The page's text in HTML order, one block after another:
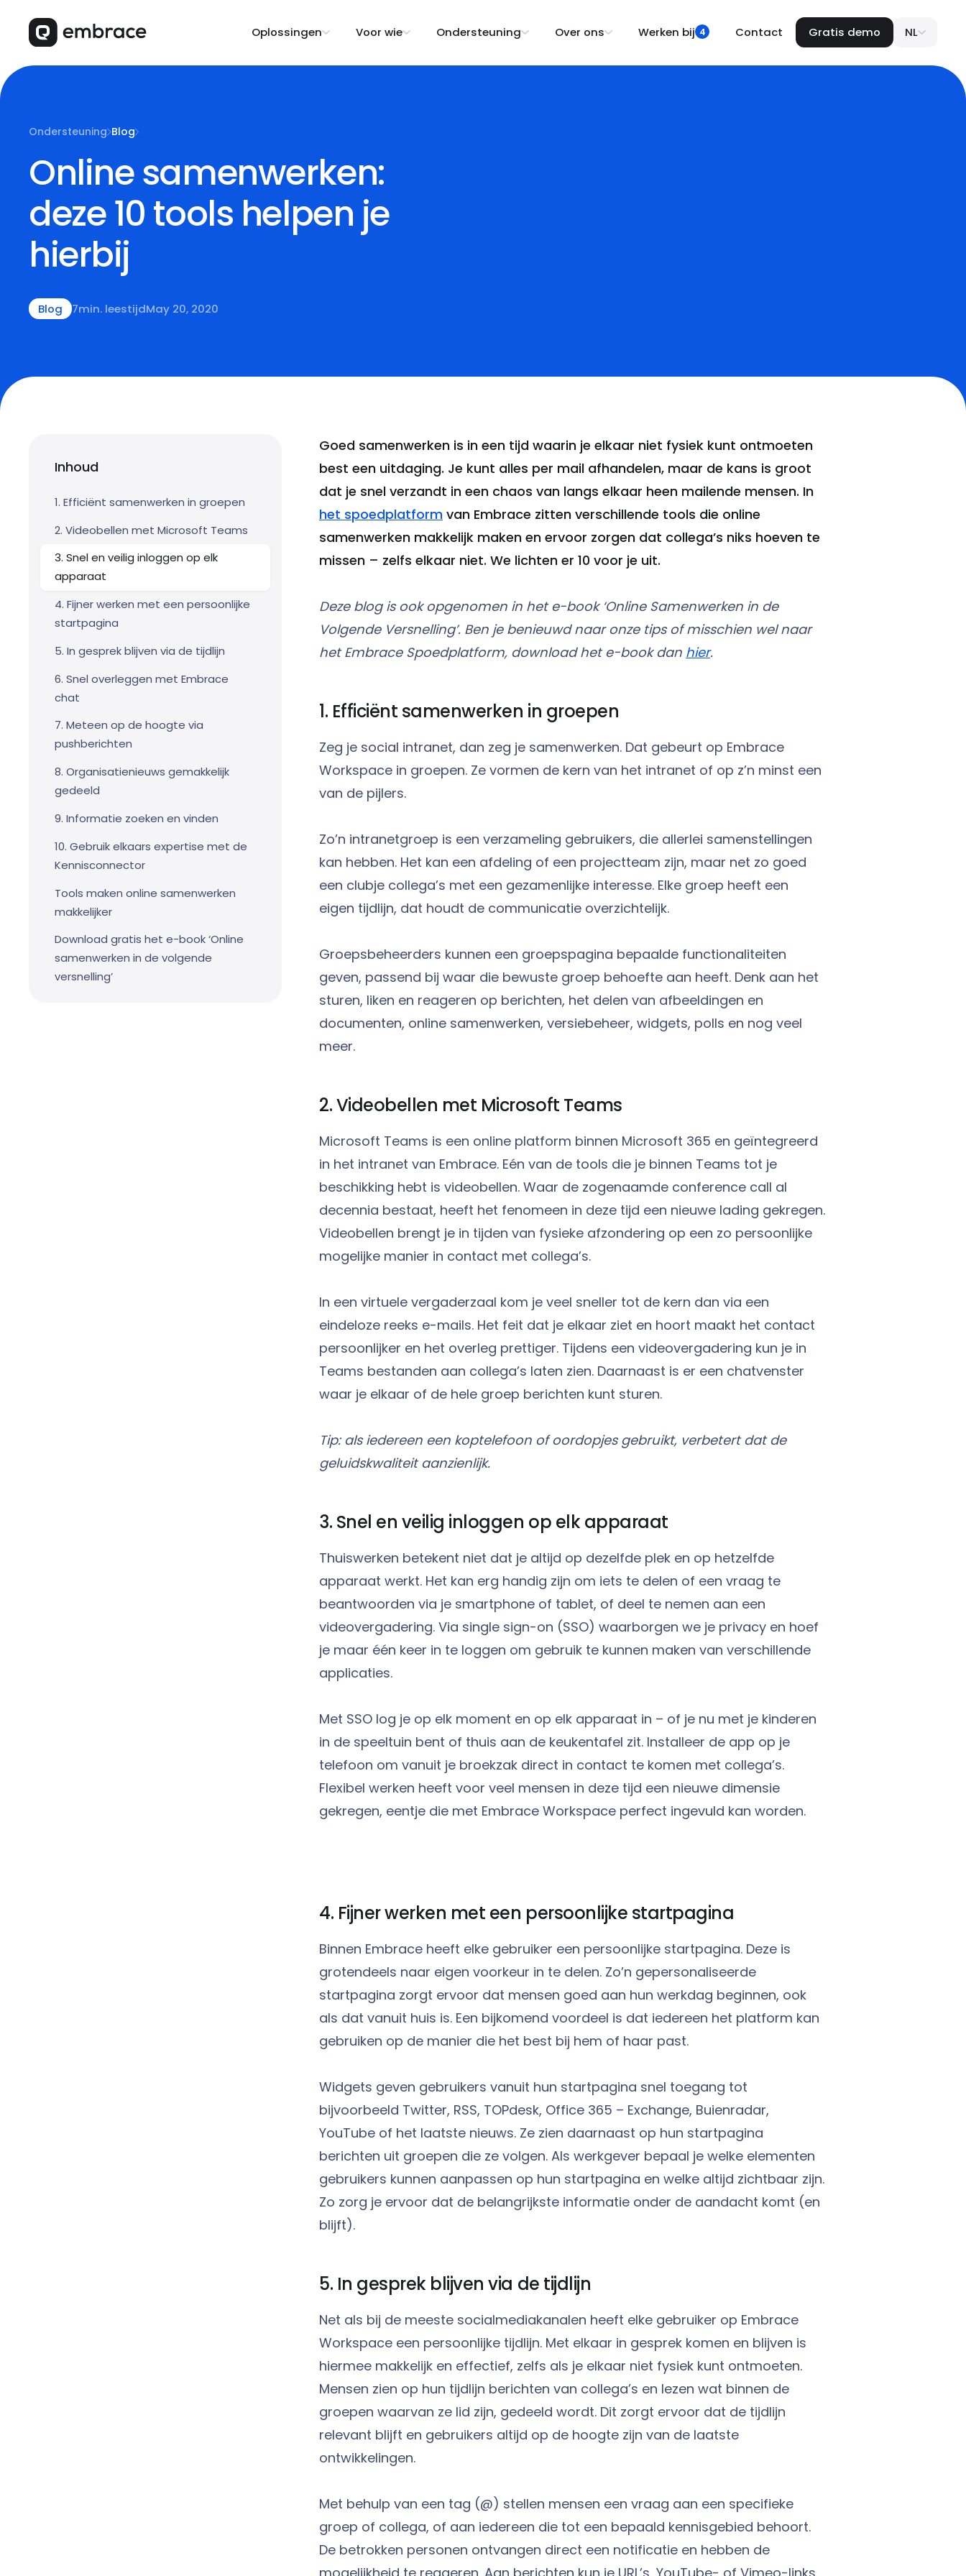
Oplossingen Voor wie Ondersteuning Over ons Werken bij 4 Contact Gratis demo NL
Ondersteuning Blog
Online samenwerken:
deze 10 tools helpen je
hierbij
Blog 7min. leestijdMay 20, 2020
Inhoud
1. Efficiënt samenwerken in groepen
2. Videobellen met Microsoft Teams
3. Snel en veilig inloggen op elk
apparaat
4. Fijner werken met een persoonlijke
startpagina
5. In gesprek blijven via de tijdlijn
6. Snel overleggen met Embrace
chat
7. Meteen op de hoogte via
pushberichten
8. Organisatienieuws gemakkelijk
gedeeld
9. Informatie zoeken en vinden
10. Gebruik elkaars expertise met de
Kennisconnector
Tools maken online samenwerken
makkelijker
Download gratis het e-book ‘Online
samenwerken in de volgende
versnelling’
Goed samenwerken is in een tijd waarin je elkaar niet fysiek kunt ontmoeten
best een uitdaging. Je kunt alles per mail afhandelen, maar de kans is groot
dat je snel verzandt in een chaos van langs elkaar heen mailende mensen. In
het spoedplatform van Embrace zitten verschillende tools die online
samenwerken makkelijk maken en ervoor zorgen dat collega’s niks hoeven te
missen – zelfs elkaar niet. We lichten er 10 voor je uit.
Deze blog is ook opgenomen in het e-book ‘Online Samenwerken in de
Volgende Versnelling’. Ben je benieuwd naar onze tips of misschien wel naar
het Embrace Spoedplatform, download het e-book dan hier.
1. Efficiënt samenwerken in groepen
Zeg je social intranet, dan zeg je samenwerken. Dat gebeurt op Embrace
Workspace in groepen. Ze vormen de kern van het intranet of op z’n minst een
van de pijlers.
Zo’n intranetgroep is een verzameling gebruikers, die allerlei samenstellingen
kan hebben. Het kan een afdeling of een projectteam zijn, maar net zo goed
een clubje collega’s met een gezamenlijke interesse. Elke groep heeft een
eigen tijdlijn, dat houdt de communicatie overzichtelijk.
Groepsbeheerders kunnen een groepspagina bepaalde functionaliteiten
geven, passend bij waar die bewuste groep behoefte aan heeft. Denk aan het
sturen, liken en reageren op berichten, het delen van afbeeldingen en
documenten, online samenwerken, versiebeheer, widgets, polls en nog veel
meer.
2. Videobellen met Microsoft Teams
Microsoft Teams is een online platform binnen Microsoft 365 en geïntegreerd
in het intranet van Embrace. Eén van de tools die je binnen Teams tot je
beschikking hebt is videobellen. Waar de zogenaamde conference call al
decennia bestaat, heeft het fenomeen in deze tijd een nieuwe lading gekregen.
Videobellen brengt je in tijden van fysieke afzondering op een zo persoonlijke
mogelijke manier in contact met collega’s.
In een virtuele vergaderzaal kom je veel sneller tot de kern dan via een
eindeloze reeks e-mails. Het feit dat je elkaar ziet en hoort maakt het contact
persoonlijker en het overleg prettiger. Tijdens een videovergadering kun je in
Teams bestanden aan collega’s laten zien. Daarnaast is er een chatvenster
waar je elkaar of de hele groep berichten kunt sturen.
Tip: als iedereen een koptelefoon of oordopjes gebruikt, verbetert dat de
geluidskwaliteit aanzienlijk.
3. Snel en veilig inloggen op elk apparaat
Thuiswerken betekent niet dat je altijd op dezelfde plek en op hetzelfde
apparaat werkt. Het kan erg handig zijn om iets te delen of een vraag te
beantwoorden via je smartphone of tablet, of deel te nemen aan een
videovergadering. Via single sign-on (SSO) waarborgen we je privacy en hoef
je maar één keer in te loggen om gebruik te kunnen maken van verschillende
applicaties.
Met SSO log je op elk moment en op elk apparaat in – of je nu met je kinderen
in de speeltuin bent of thuis aan de keukentafel zit. Installeer de app op je
telefoon om vanuit je broekzak direct in contact te komen met collega’s.
Flexibel werken heeft voor veel mensen in deze tijd een nieuwe dimensie
gekregen, eentje die met Embrace Workspace perfect ingevuld kan worden.
4. Fijner werken met een persoonlijke startpagina
Binnen Embrace heeft elke gebruiker een persoonlijke startpagina. Deze is
grotendeels naar eigen voorkeur in te delen. Zo’n gepersonaliseerde
startpagina zorgt ervoor dat mensen goed aan hun werkdag beginnen, ook
als dat vanuit huis is. Een bijkomend voordeel is dat iedereen het platform kan
gebruiken op de manier die het best bij hem of haar past.
Widgets geven gebruikers vanuit hun startpagina snel toegang tot
bijvoorbeeld Twitter, RSS, TOPdesk, Office 365 – Exchange, Buienradar,
YouTube of het laatste nieuws. Ze zien daarnaast op hun startpagina
berichten uit groepen die ze volgen. Als werkgever bepaal je welke elementen
gebruikers kunnen aanpassen op hun startpagina en welke altijd zichtbaar zijn.
Zo zorg je ervoor dat de belangrijkste informatie onder de aandacht komt (en
blijft).
5. In gesprek blijven via de tijdlijn
Net als bij de meeste socialmediakanalen heeft elke gebruiker op Embrace
Workspace een persoonlijke tijdlijn. Met elkaar in gesprek komen en blijven is
hiermee makkelijk en effectief, zelfs als je elkaar niet fysiek kunt ontmoeten.
Mensen zien op hun tijdlijn berichten van collega’s en lezen wat binnen de
groepen waarvan ze lid zijn, gedeeld wordt. Dit zorgt ervoor dat de tijdlijn
relevant blijft en gebruikers altijd op de hoogte zijn van de laatste
ontwikkelingen.
Met behulp van een tag (@) stellen mensen een vraag aan een specifieke
groep of collega, of aan iedereen die tot een bepaald kennisgebied behoort.
De betrokken personen ontvangen direct een notificatie en hebben de